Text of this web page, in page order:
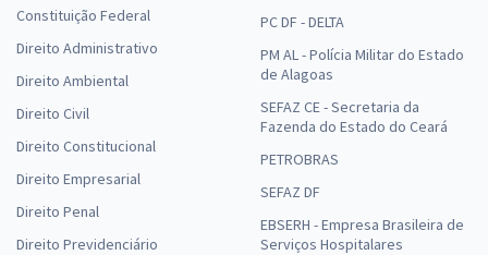
Constituição Federal
Direito Administrativo
Direito Ambiental
Direito Civil
Direito Constitucional
Direito Empresarial
Direito Penal
Direito Previdenciário
PC DF - DELTA
PM AL - Polícia Militar do Estado
de Alagoas
SEFAZ CE - Secretaria da
Fazenda do Estado do Ceará
PETROBRAS
SEFAZ DF
EBSERH - Empresa Brasileira de
Serviços Hospitalares